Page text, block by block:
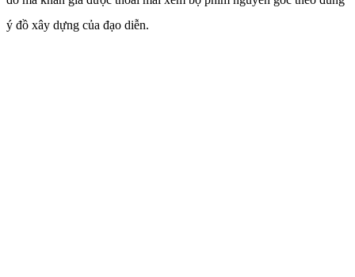
ý đồ xây dựng của đạo diễn.